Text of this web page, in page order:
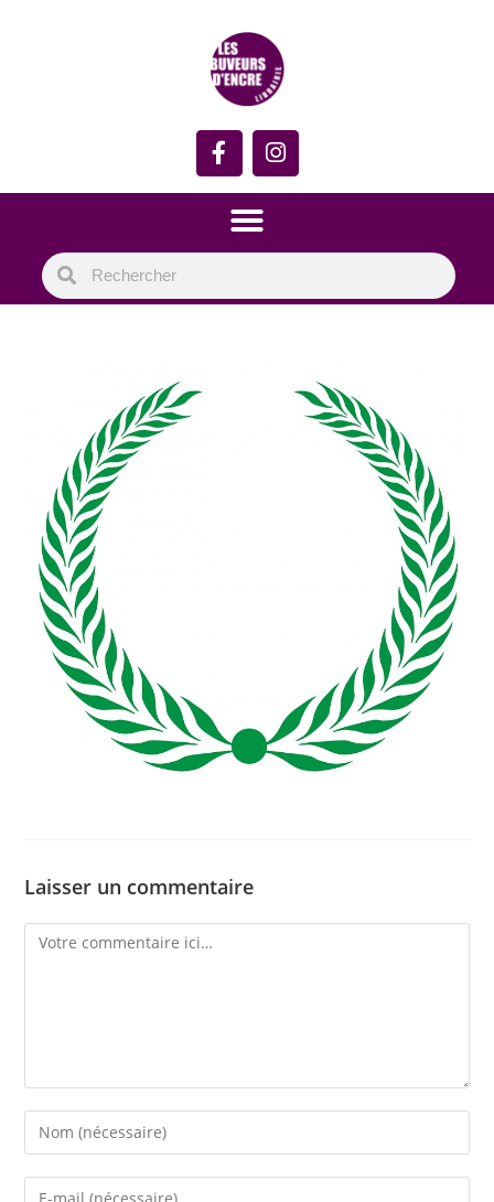
Laisser un commentaire